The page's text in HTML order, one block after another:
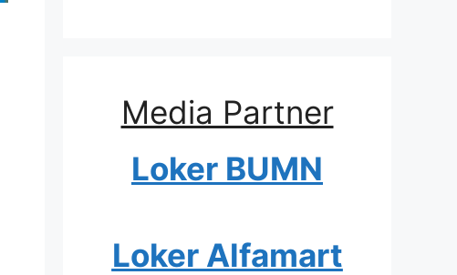
Media Partner
Loker BUMN
Loker Alfamart